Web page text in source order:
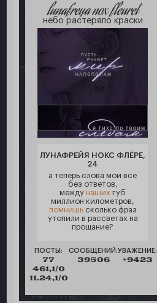
lunafreya nox fleuret
небо растеряло краски
ЛУНАФРЕЙЯ НОКС ФЛЁРЕ,
24
а теперь слова мои все
без ответов,
между наших губ
миллион километров,
помнишьсколько фраз
утопили в рассветах на
прощание?
ПОСТЫ:
77
461,1/0
11.24,1/0
СООБЩЕНИЙ:
39506
УВАЖЕНИЕ:
+9423